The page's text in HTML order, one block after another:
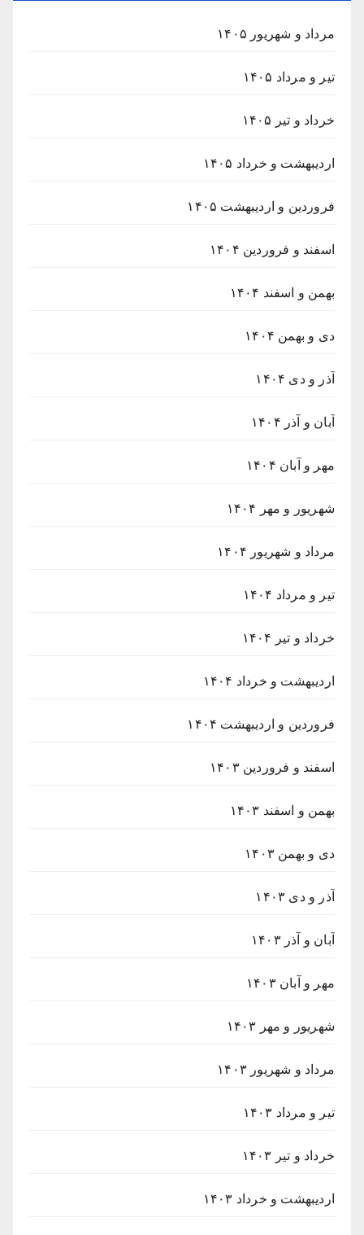
مرداد و شهریور ۱۴۰۵
تیر و مرداد ۱۴۰۵
خرداد و تیر ۱۴۰۵
اردیبهشت و خرداد ۱۴۰۵
فروردین و اردیبهشت ۱۴۰۵
اسفند و فروردین ۱۴۰۴
بهمن و اسفند ۱۴۰۴
دی و بهمن ۱۴۰۴
آذر و دی ۱۴۰۴
آبان و آذر ۱۴۰۴
مهر و آبان ۱۴۰۴
شهریور و مهر ۱۴۰۴
مرداد و شهریور ۱۴۰۴
تیر و مرداد ۱۴۰۴
خرداد و تیر ۱۴۰۴
اردیبهشت و خرداد ۱۴۰۴
فروردین و اردیبهشت ۱۴۰۴
اسفند و فروردین ۱۴۰۳
بهمن و اسفند ۱۴۰۳
دی و بهمن ۱۴۰۳
آذر و دی ۱۴۰۳
آبان و آذر ۱۴۰۳
مهر و آبان ۱۴۰۳
شهریور و مهر ۱۴۰۳
مرداد و شهریور ۱۴۰۳
تیر و مرداد ۱۴۰۳
خرداد و تیر ۱۴۰۳
اردیبهشت و خرداد ۱۴۰۳